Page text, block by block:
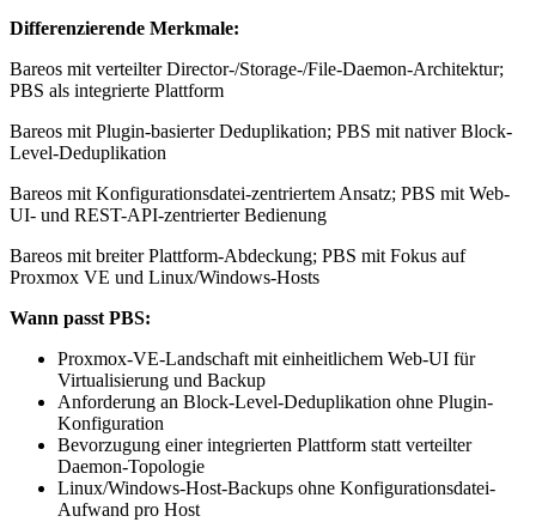
Differenzierende Merkmale:
Bareos mit verteilter Director-/Storage-/File-Daemon-Architektur;
PBS als integrierte Plattform
Bareos mit Plugin-basierter Deduplikation; PBS mit nativer Block-
Level-Deduplikation
Bareos mit Konfigurationsdatei-zentriertem Ansatz; PBS mit Web-
UI- und REST-API-zentrierter Bedienung
Bareos mit breiter Plattform-Abdeckung; PBS mit Fokus auf
Proxmox VE und Linux/Windows-Hosts
Wann passt PBS:
Proxmox-VE-Landschaft mit einheitlichem Web-UI für
Virtualisierung und Backup
Anforderung an Block-Level-Deduplikation ohne Plugin-
Konfiguration
Bevorzugung einer integrierten Plattform statt verteilter
Daemon-Topologie
Linux/Windows-Host-Backups ohne Konfigurationsdatei-
Aufwand pro Host